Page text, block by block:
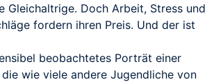
Gleichaltrige. Doch Arbeit, Stress und
fordern ihren Preis. Und der ist
beobachtetes Porträt einer
die wie viele andere Jugendliche von